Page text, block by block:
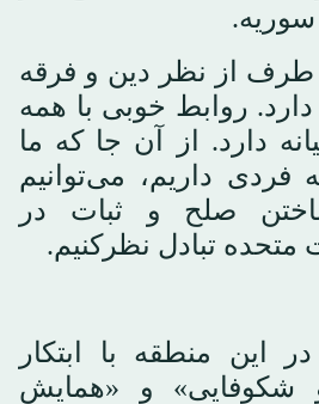
سوریه.
از نظر دین و فرقه
روابط خوبی با همه
دارد. از آن جا که ما
داریم، می‌توانیم
صلح و ثبات در
متحده تبادل نظرکنیم.
این منطقه با ابتکار
شکوفایی» و «همایش